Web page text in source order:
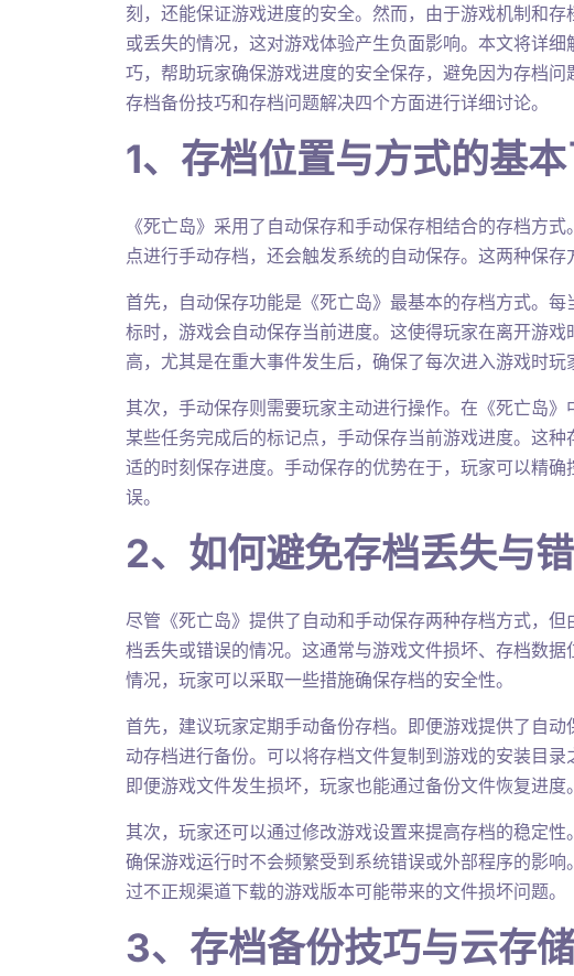
刻，还能保证游戏进度的安全。然而，由于游戏机制和
或丢失的情况，这对游戏体验产生负面影响。本文将详
巧，帮助玩家确保游戏进度的安全保存，避免因为存档问
存档备份技巧和存档问题解决四个方面进行详细讨论。
1、存档位置与方式的基
《死亡岛》采用了自动保存和手动保存相结合的存档方
点进行手动存档，还会触发系统的自动保存。这两种保存
首先，自动保存功能是《死亡岛》最基本的存档方式。
标时，游戏会自动保存当前进度。这使得玩家在离开游
高，尤其是在重大事件发生后，确保了每次进入游戏时玩
其次，手动保存则需要玩家主动进行操作。在《死亡岛
某些任务完成后的标记点，手动保存当前游戏进度。这
适的时刻保存进度。手动保存的优势在于，玩家可以精
误。
2、如何避免存档丢失与
尽管《死亡岛》提供了自动和手动保存两种存档方式，
档丢失或错误的情况。这通常与游戏文件损坏、存档数
情况，玩家可以采取一些措施确保存档的安全性。
首先，建议玩家定期手动备份存档。即便游戏提供了自
动存档进行备份。可以将存档文件复制到游戏的安装目录
即便游戏文件发生损坏，玩家也能通过备份文件恢复进度。
其次，玩家还可以通过修改游戏设置来提高存档的稳定
确保游戏运行时不会频繁受到系统错误或外部程序的影
过不正规渠道下载的游戏版本可能带来的文件损坏问题。
3、存档备份技巧与云存